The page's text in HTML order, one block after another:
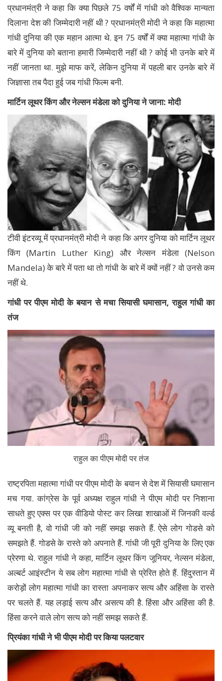
प्रधानमंत्री ने कहा कि क्या पिछले 75 वर्षों में गांधी को वैश्विक मान्यता
दिलाना देश की जिम्मेदारी नहीं थी ? प्रधानमंत्री मोदी ने कहा कि महात्मा
गांधी दुनिया की एक महान आत्मा थे. इन 75 वर्षों में क्या महात्मा गांधी के
बारे में दुनिया को बताना हमारी जिम्मेदारी नहीं थी ? कोई भी उनके बारे में
नहीं जानता था. मुझे माफ करें, लेकिन दुनिया में पहली बार उनके बारे में
जिज्ञासा तब पैदा हुई जब गांधी फिल्म बनी.
मार्टिन लूथर किंग और नेल्सन मंडेला को दुनिया ने जाना: मोदी
टीवी इंटरव्यू में प्रधानमंत्री मोदी ने कहा कि अगर दुनिया को मार्टिन लूथर
किंग (Martin Luther King) और नेल्सन मंडेला (Nelson
Mandela) के बारे में पता था तो गांधी के बारे में क्यों नहीं ? वो उनसे कम
नहीं थे.
गांधी पर पीएम मोदी के बयान से मचा सियासी घमासान, राहुल गांधी का
तंज
राहुल का पीएम मोदी पर तंज
राष्ट्रपिता महात्मा गांधी पर पीएम मोदी के बयान से देश में सियासी घमासान
मच गया. कांग्रेस के पूर्व अध्यक्ष राहुल गांधी ने पीएम मोदी पर निशाना
साधते हुए एक्स पर एक वीडियो पोस्ट कर लिखा शाखाओं में जिनकी वर्ल्ड
व्यू बनती है, वो गांधी जी को नहीं समझ सकते हैं. ऐसे लोग गोडसे को
समझते हैं. गोडसे के रास्ते को अपनाते हैं. गांधी जी पूरी दुनिया के लिए एक
प्रेरणा थे. राहुल गांधी ने कहा, मार्टिन लूथर किंग जूनियर, नेल्सन मंडेला,
अल्बर्ट आइंस्टीन ये सब लोग महात्मा गांधी से प्रेरित होते हैं. हिंदुस्तान में
करोड़ों लोग महात्मा गांधी का रास्ता अपनाकर सत्य और अहिंसा के रास्ते
पर चलते हैं. यह लड़ाई सत्य और असत्य की है. हिंसा और अहिंसा की है.
हिंसा करने वाले लोग सत्य को नहीं समझ सकते हैं.
प्रियंका गांधी ने भी पीएम मोदी पर किया पलटवार